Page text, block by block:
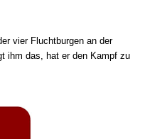
vier Fluchtburgen an der
ihm das, hat er den Kampf zu